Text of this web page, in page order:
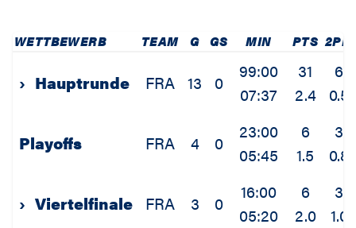
WETTBEWERB TEAM G GS MIN PTS 2PM
› Hauptrunde FRA 13 0
99:00
07:37
31
2.4
6
0.5
Playoffs FRA 4 0
23:00
05:45
6
1.5
3
0.8
› Viertelfinale FRA 3 0
16:00
05:20
6
2.0
3
1.0